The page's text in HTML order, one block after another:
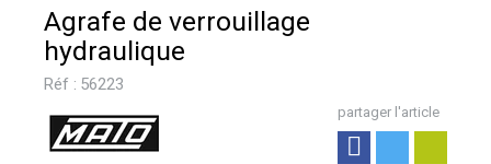
Agrafe de verrouillage
hydraulique
Réf : 56223
partager l'article